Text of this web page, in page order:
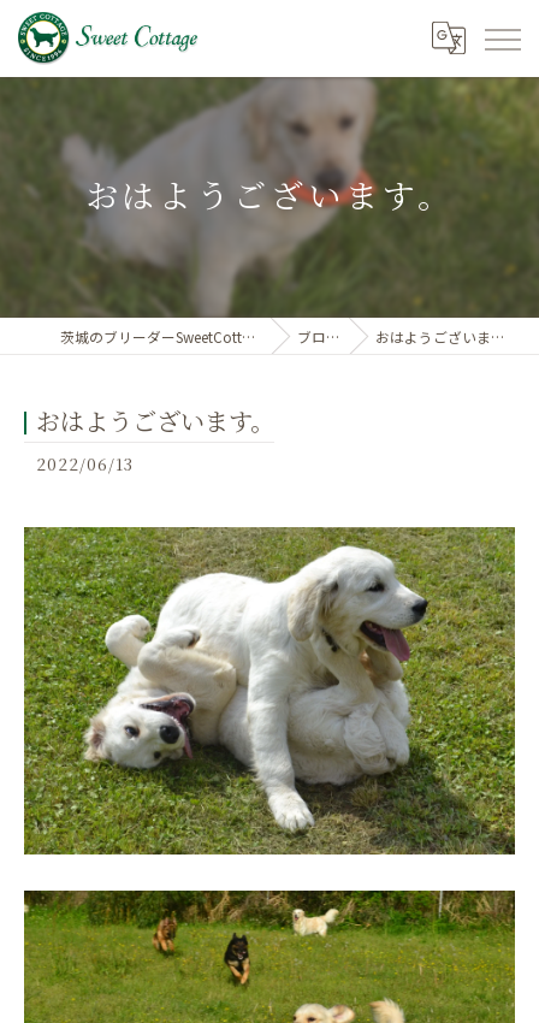
おはようございます。
茨城のブリーダーSweetCottage ブログ おはようございます。
おはようございます。
2022/06/13